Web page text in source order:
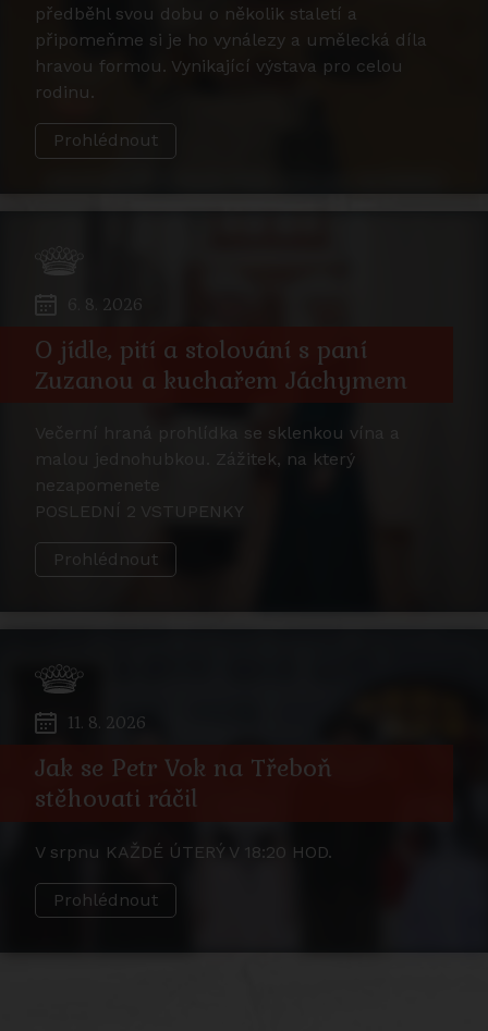
předběhl svou dobu o několik staletí a
připomeňme si je ho vynálezy a umělecká díla
hravou formou. Vynikající výstava pro celou
rodinu.
Prohlédnout
O jídle, pití a stolování s paní
Zuzanou a kuchařem Jáchymem
6. 8. 2026
Večerní hraná prohlídka se sklenkou vína a
malou jednohubkou. Zážitek, na který
nezapomenete
POSLEDNÍ 2 VSTUPENKY
Prohlédnout
Jak se Petr Vok na Třeboň
stěhovati ráčil
11. 8. 2026
V srpnu KAŽDÉ ÚTERÝ V 18:20 HOD.
Prohlédnout